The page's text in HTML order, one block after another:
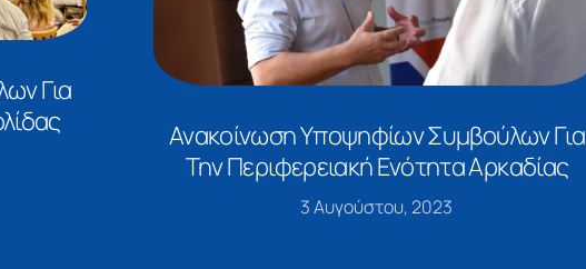
Για
Ανακοίνωση Υποψηφίων Συμβούλων Για
Την Περιφερειακή Ενότητα Αρκαδίας
3 Αυγούστου, 2023